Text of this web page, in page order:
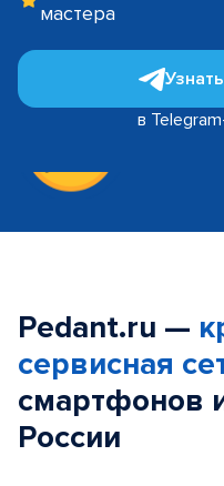
мастера
в
Pedant.ru —
сервисная
смартфонов
России